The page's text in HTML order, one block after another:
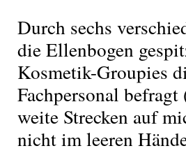
Durch sechs
die Ellenbogen
Kosmetik-Groupies
Fachpersonal
weite Strecken auf
nicht im leeren